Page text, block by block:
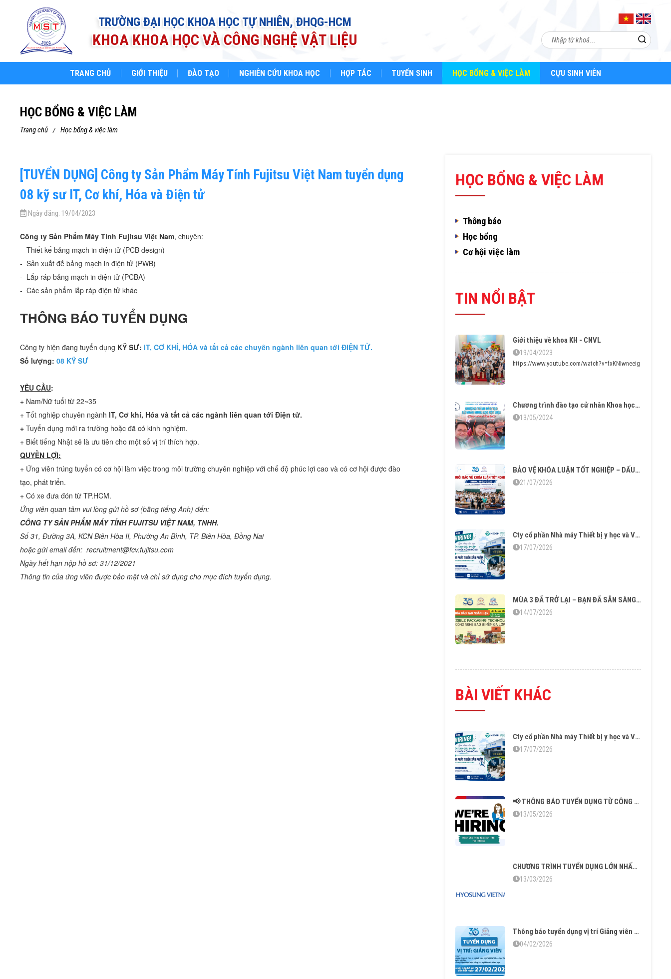
TRƯỜNG ĐẠI HỌC KHOA HỌC TỰ NHIÊN, ĐHQG-HCM
KHOA KHOA HỌC VÀ CÔNG NGHỆ VẬT LIỆU
TRANG CHỦ GIỚI THIỆU ĐÀO TẠO NGHIÊN CỨU KHOA HỌC HỢP TÁC TUYỂN SINH HỌC BỔNG & VIỆC LÀM CỰU SINH VIÊN
HỌC BỔNG & VIỆC LÀM
trang chủ học bổng & việc làm
[TUYỂN DỤNG] Công ty Sản Phẩm Máy Tính Fujitsu Việt Nam tuyển dụng
08 kỹ sư IT, Cơ khí, Hóa và Điện tử
Ngày đăng: 19/04/2023
Công ty Sản Phẩm Máy Tính Fujitsu Việt Nam, chuyên:
- Thiết kế bảng mạch in điện tử (PCB design)
- Sản xuất đế bảng mạch in điện tử (PWB)
- Lắp ráp bảng mạch in điện tử (PCBA)
- Các sản phẩm lắp ráp điện tử khác
THÔNG BÁO TUYỂN DỤNG
Công ty hiện đang tuyển dụng KỸ SƯ:IT, CƠ KHÍ, HÓA và tất cả các chuyên ngành liên quan tới ĐIỆN TỬ.
Số lượng:08 KỸ SƯ
YÊU CẦU:
+ Nam/Nữ tuổi từ 22~35
+ Tốt nghiệp chuyên ngànhIT, Cơ khí, Hóa và tất cả các ngành liên quan tới Điện tử.
+Tuyển dụng mới ra trường hoặc đã có kinh nghiệm.
+ Biết tiếng Nhật sẽ là ưu tiên cho một số vị trí thích hợp.
QUYỀN LỢI:
+ Ứng viên trúng tuyển có cơ hội làm việc trong môi trường chuyên nghiệp với chế độ phúc lợi cao và có cơ hội được đào
tạo, phát triển.
+ Có xe đưa đón từ TP.HCM.
Ứng viên quan tâm vui lòng gửi hồ sơ (bằng tiếng Anh) đến:
CÔNG TY SẢN PHẨM MÁY TÍNH FUJITSU VIỆT NAM, TNHH.
Số 31, Đường 3A, KCN Biên Hòa II, Phường An Bình, TP. Biên Hòa, Đồng Nai
hoặc gửi email đến: recruitment@fcv.fujitsu.com
Ngày hết hạn nộp hồ sơ: 31/12/2021
Thông tin của ứng viên được bảo mật và chỉ sử dụng cho mục đích tuyển dụng.
HỌC BỔNG & VIỆC LÀM
Thông báo
Học bổng
Cơ hội việc làm
TIN NỔI BẬT
Giới thiệu về khoa KH - CNVL
19/04/2023
https://www.youtube.com/watch?v=fxKNIwneeig
Chương trình đào tạo cử nhân Khoa học Vật liệu tăng cường tiếng Anh – Vững chuyên môn thạo ngoại ngữ
13/05/2024
BẢO VỆ KHÓA LUẬN TỐT NGHIỆP – DẤU MỐC TRƯỞNG THÀNH CỦA SINH VIÊN KHÓA 2022–2026
21/07/2026
Cty cổ phần Nhà máy Thiết bị y học và Vật liệu sinh học tuyển dụng
17/07/2026
MÙA 3 ĐÃ TRỞ LẠI – BẠN ĐÃ SẴN SÀNG CHO “CÔNG NGHỆ BAO BÌ MỀM ĐA LỚP”?
14/07/2026
BÀI VIẾT KHÁC
Cty cổ phần Nhà máy Thiết bị y học và Vật liệu sinh học tuyển dụng
17/07/2026
📢 THÔNG BÁO TUYỂN DỤNG TỪ CÔNG TY BOSCH
13/05/2026
CHƯƠNG TRÌNH TUYỂN DỤNG LỚN NHẤT NĂM TỪ CÔNG TY HYOSUNG & HS HYOSUNG 2026
13/03/2026
Thông báo tuyển dụng vị trí Giảng viên tại Khoa Khoa học và Công nghệ Vật liệu
04/02/2026